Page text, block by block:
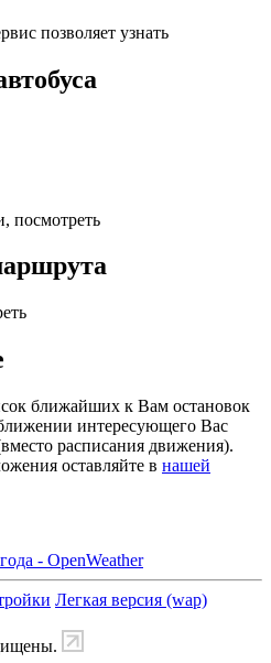
позволяет узнать
посмотреть
ближайших к Вам остановок
интересующего Вас
расписания движения).
оставляйте в нашей
- OpenWeather
Легкая версия (wap)